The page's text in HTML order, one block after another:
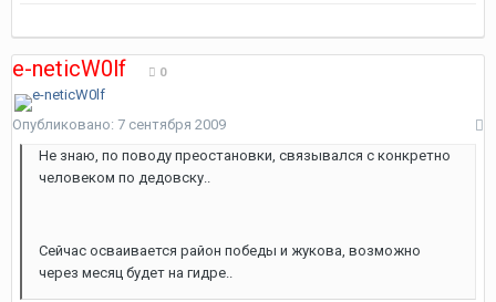
e-neticW0lf 0
Опубликовано: 7 сентября 2009
Не знаю, по поводу преостановки, связывался с конкретно
человеком по дедовску..
Сейчас осваивается район победы и жукова, возможно
через месяц будет на гидре..